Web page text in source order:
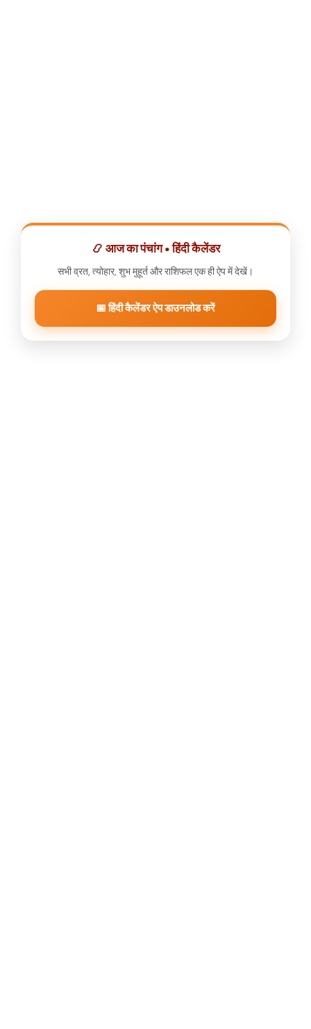
📿 आज का पंचांग • हिंदी कैलेंडर
सभी व्रत, त्योहार, शुभ मुहूर्त और राशिफल एक ही ऐप में देखें।
📅 हिंदी कैलेंडर ऐप डाउनलोड करें